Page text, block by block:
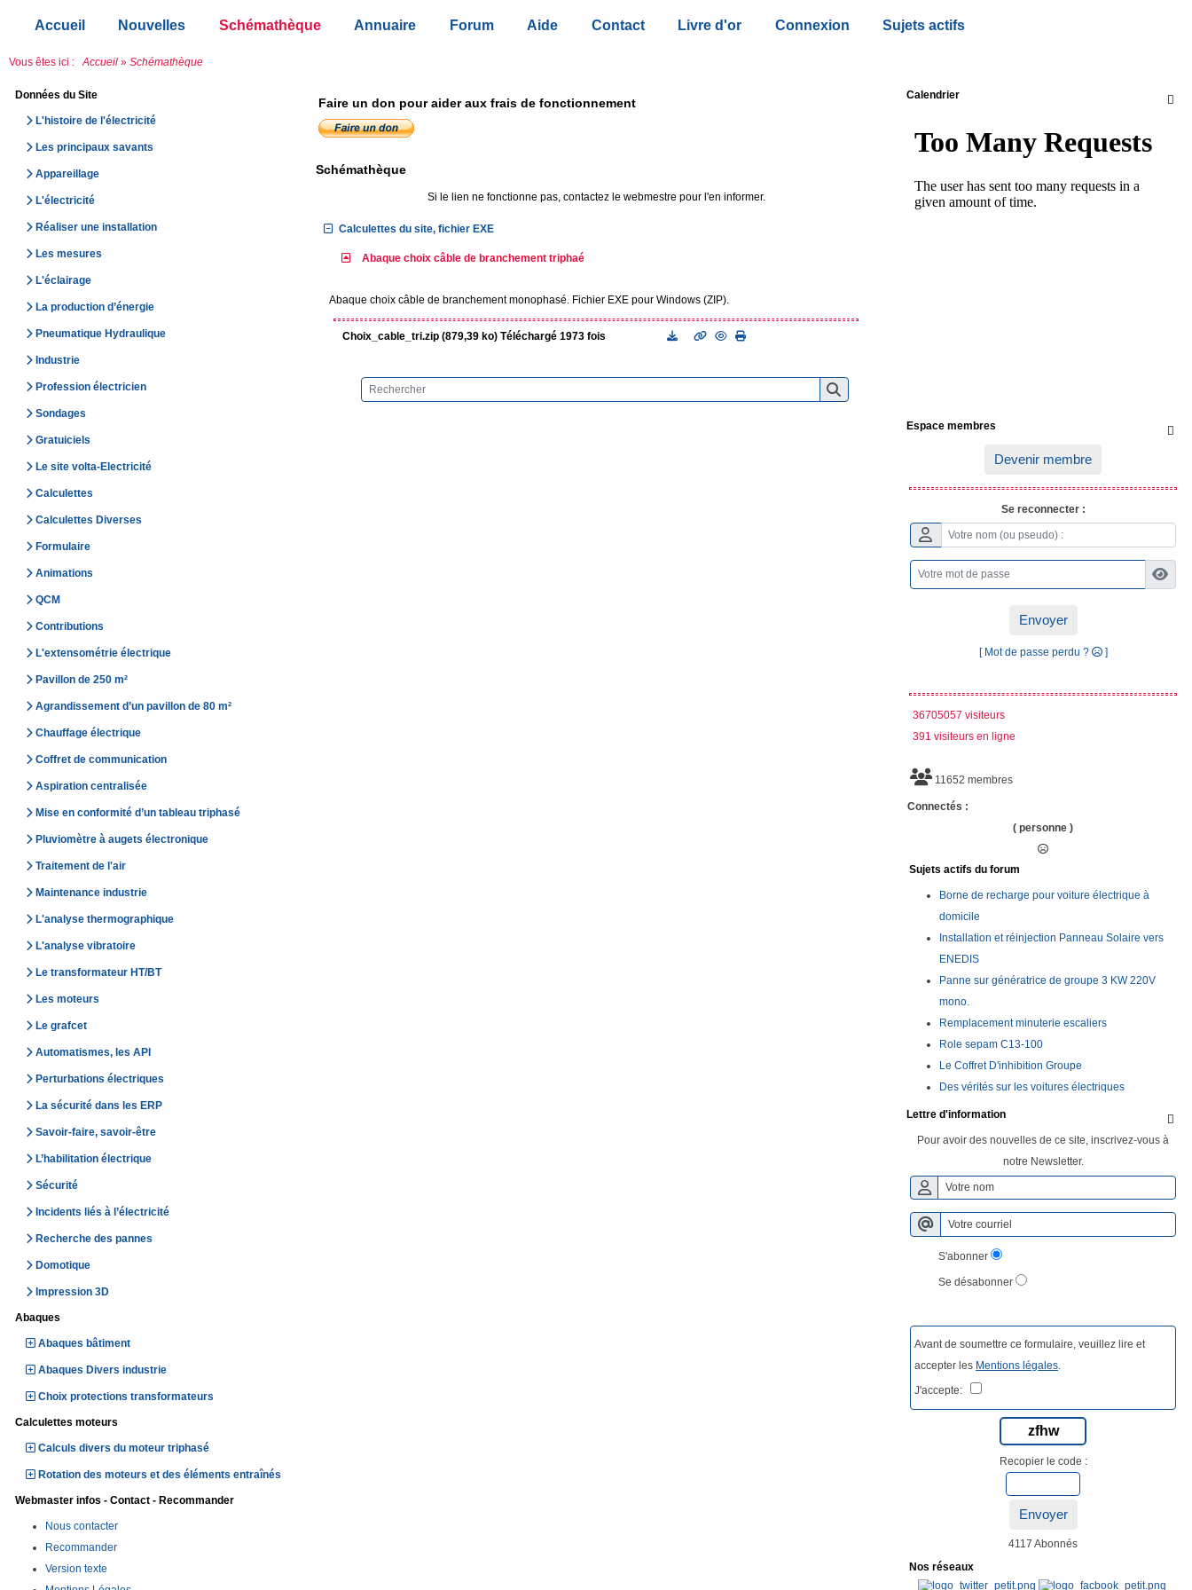
Accueil Nouvelles Schémathèque Annuaire Forum Aide Contact Livre d'or Connexion Sujets actifs
Vous êtes ici : Accueil » Schémathèque
Données du Site
L'histoire de l'électricité
Les principaux savants
Appareillage
L'électricité
Réaliser une installation
Les mesures
L'éclairage
La production d’énergie
Pneumatique Hydraulique
Industrie
Profession électricien
Sondages
Gratuiciels
Le site volta-Electricité
Calculettes
Calculettes Diverses
Formulaire
Animations
QCM
Contributions
L'extensométrie électrique
Pavillon de 250 m²
Agrandissement d’un pavillon de 80 m²
Chauffage électrique
Coffret de communication
Aspiration centralisée
Mise en conformité d’un tableau triphasé
Pluviomètre à augets électronique
Traitement de l'air
Maintenance industrie
L'analyse thermographique
L'analyse vibratoire
Le transformateur HT/BT
Les moteurs
Le grafcet
Automatismes, les API
Perturbations électriques
La sécurité dans les ERP
Savoir-faire, savoir-être
L’habilitation électrique
Sécurité
Incidents liés à l’électricité
Recherche des pannes
Domotique
Impression 3D
Abaques
Abaques bâtiment
Abaques Divers industrie
Choix protections transformateurs
Calculettes moteurs
Calculs divers du moteur triphasé
Rotation des moteurs et des éléments entraînés
Webmaster infos - Contact - Recommander
Nous contacter
Recommander
Version texte
Faire un don pour aider aux frais de fonctionnement
Schémathèque
Si le lien ne fonctionne pas, contactez le webmestre pour l'en informer.
Calculettes du site, fichier EXE
Abaque choix câble de branchement triphaé
Abaque choix câble de branchement monophasé. Fichier EXE pour Windows (ZIP).
Choix_cable_tri.zip (879,39 ko) Téléchargé 1973 fois

Calendrier

Espace membres
Devenir membre
Se reconnecter :
Envoyer
[ Mot de passe perdu ? ]
36705057 visiteurs
391 visiteurs en ligne
11652 membres
Connectés :
( personne )
Sujets actifs du forum
Borne de recharge pour voiture électrique à
domicile
Installation et réinjection Panneau Solaire vers
ENEDIS
Panne sur génératrice de groupe 3 KW 220V
mono.
Remplacement minuterie escaliers
Role sepam C13-100
Le Coffret D'inhibition Groupe
Des vérités sur les voitures électriques

Lettre d'information
Pour avoir des nouvelles de ce site, inscrivez-vous à
notre Newsletter.
S'abonner
Se désabonner
Avant de soumettre ce formulaire, veuillez lire et
accepter les Mentions légales
J'accepte:
zfhw
Recopier le code :
Envoyer
4117 Abonnés
Nos réseaux